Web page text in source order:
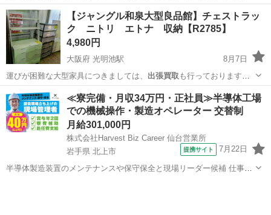
た…
山口 下関市 調理器具 ダッチオーブン
【ジャングル和泉大型良品館】チェストラッ
ク ニトリ エトナ 収納【R2785】
4,980円
大阪府 光明池駅
8月7日
運びが困難な大型家具につきましては、 出張買取 も行っておりますの
でお気軽にご相談く…
大阪 和泉市 光明池駅 収納家具 ジャングル
≪寮完備・月収34万円・正社員≫半導体工場
での機械操作・製造オペレーター 交替制
月給301,000円
株式会社Harvest Biz Career 仙台営業所
岩手県 北上市
提携サイト 7月22日
半導体製造装置のメンテナンスや保守保全と現場リーダー候補 仕事内